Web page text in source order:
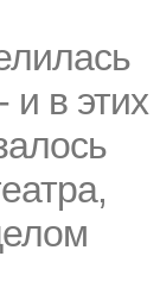
в этих